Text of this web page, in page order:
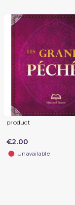
product
€2.00
Unavailable